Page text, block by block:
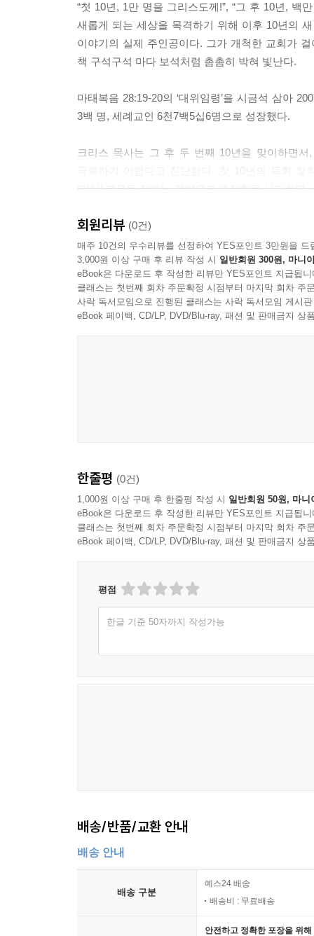
것이다. 바로 그래서 교회는 예배의 원활한 진행
주를 꼬박 써야 하고, 교회는 그들의 월급을 충당
중요하다. 그리고 건물을 짓고 시설의 유지관리를
묘사한 미국 교회의 방식은 교회개척운동으로 급
들여다보니 안디옥 교회에서 말씀 선포를 한 건
람들이 설교한 게 아니었다. 바울, 바나바, 그리고
(메시지를 전하는 사람)보다 메시지 자체에 더 주
들은 메신저가 누구이든 하나님의 말씀을 듣고 싶
--- p.90
돛단배는 바람 없이 움직이지 못한다. 배를 띄울
다. 성령의 바람 없이는 운동이 일어날 수 없다.
지 않을까요?” 스탠은 우리의 기존 인맥을 방치해
간에 ‘잃어버린 자 가운데로 나아가지 않기’를 스
덧붙여 스탠은 이야기 나눌 지인들도 금세 바닥
차별화되는 지점이다. 바로, 잃어버린 자 가운데로
--- p.130
나는 마태복음 28:16-17에서 힘을 얻는다. “열한
는 사람들이 있더라!” 예수님의 공생애와 가르침,
아닐까? 좋은 소식이 무엇인지 아는가? 예수님이
격이 박탈되는 건 아니라니 다행이다.
“첫 10년, 1만 명을 그리스도께!”, “그 후 10년, 백
새롭게 되는 세상을 목격하기 위해 이후 10년의
이야기의 실제 주인공이다. 그가 개척한 교회가
책 구석구석 마다 보석처럼 촘촘히 박혀 빛난다.
마태복음 28:19-20의 ‘대위임령’을 시금석 삼아
3백 명, 세례교인 6천7백5십6명으로 성장했다.
크리스 목사는 그 후 두 번째 10년을 맞이하면
‘가서’ 복음을 전하는 전략으로 대전환을 시도한다
제자가 제자를 재생산하고, 재생산 운동이 운동
아니라 순종 기반형 제자도를 지향한다. DMM
교인수가 감소할 수 있다. 그럼에도 크리스 목
‘다수를 얻으려면 소수에 집중하라.’는 원칙으
증거한다.
민감함과 하나님의 이끄심의 단계들을 기다리는
복음의 본질에 사로잡힌 누군가를 통해 실천되고
우리는 자신의 안일함에 대한 정직한 인정과 하
당신의 뜻을 명민하게 알아차리는 이들과 함께
계속하고 계신다 .
크리스 갈라노스의 이 ‘지극히 도전적인’ 책은,
신앙의 고요함에 하나님 나라의 급진적 실제
있다고 할 수 있다.
복음적 생태계를 구현하는 일에 조금이라도 참여
열망에도 제대로 붙어, 우리를 힘껏 움직이기를 기
크리스 갈라노스 목사는 이 책의 원제목이 시사
교회로 전환한 용기와 실천으로 우리를 도전하고
회원리뷰 (0건)
매주 10건의 우수리뷰를 선정하여 YES포인트 3만원을 드
3,000원 이상 구매 후 리뷰 작성 시 일반회원 300원, 마니
eBook은 다운로드 후 작성한 리뷰만 YES포인트 지급됩니
클래스는 첫번째 회차 주문확정 시점부터 마지막 회차 주
사락 독서모임으로 진행된 클래스는 사락 독서모임 게시
eBook 페이백, CD/LP, DVD/Blu-ray, 패션 및 판매금지 상
한줄평 (0건)
1,000원 이상 구매 후 한줄평 작성 시 일반회원 50원, 마니
eBook은 다운로드 후 작성한 리뷰만 YES포인트 지급됩니
클래스는 첫번째 회차 주문확정 시점부터 마지막 회차 주
eBook 페이백, CD/LP, DVD/Blu-ray, 패션 및 판매금지 상
평점
한글 기준 50자까지 작성가능
배송/반품/교환 안내
배송 안내
배송 구분
예스24 배송
배송비 : 무료배송
안전하고 정확한 포장을 위